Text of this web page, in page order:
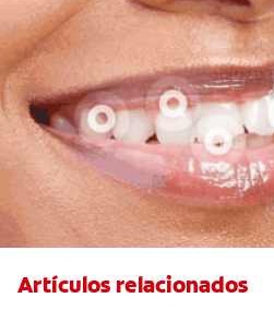
Artículos relacionados